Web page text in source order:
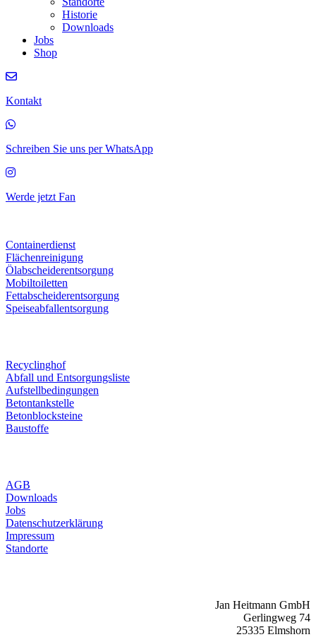
Historie
Downloads
Jobs
Shop
Kontakt
Schreiben Sie uns per WhatsApp
Werde jetzt Fan
Containerdienst
Flächenreinigung
Ölabscheiderentsorgung
Mobiltoiletten
Fettabscheiderentsorgung
Speiseabfallentsorgung
Recyclinghof
Abfall und Entsorgungsliste
Aufstellbedingungen
Betontankstelle
Betonblocksteine
Baustoffe
AGB
Downloads
Jobs
Datenschutzerklärung
Impressum
Standorte
Jan Heitmann GmbH
Gerlingweg 74
25335 Elmshorn